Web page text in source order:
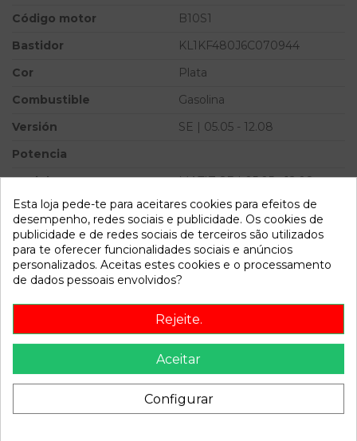
Código motor
B10S1
Bastidor
KL1KF480J6C070944
Cor
Plata
Combustible
Gasolina
Versión
SE | 05.05 - 12.08
Potencia
Modelo
MATIZ SE | 05.05 - 12.08
Referência 801377
Disponível a partir de: 2022-04-04
Descrição
Recambio de piloto trasero izquierdo para chevrolet matiz
se | 05.05 - 12.08 se | 05.05 - 12.08 referencia OEM IAM
Também poderá gostar
Esta loja pede-te para aceitares cookies para efeitos de
desempenho, redes sociais e publicidade. Os cookies de
publicidade e de redes sociais de terceiros são utilizados
para te oferecer funcionalidades sociais e anúncios
personalizados. Aceitas estes cookies e o processamento
de dados pessoais envolvidos?
Rejeite.
Aceitar
Configurar